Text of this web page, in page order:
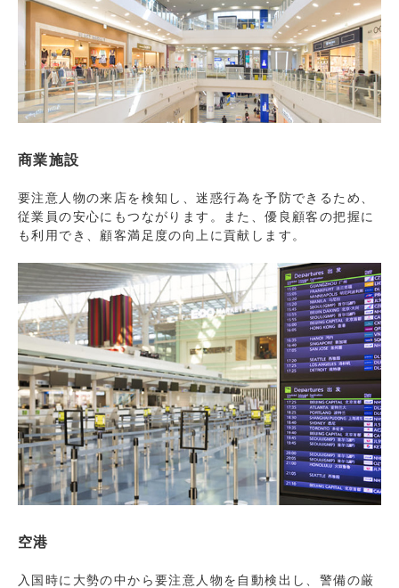
商業施設
要注意人物の来店を検知し、迷惑行為を予防できるため、
従業員の安心にもつながります。また、優良顧客の把握に
も利用でき、顧客満足度の向上に貢献します。
空港
入国時に大勢の中から要注意人物を自動検出し、警備の厳